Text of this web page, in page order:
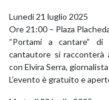
Lunedi 21 luglio 2025
Ore 21:00 – Plaza
“Portami a cantare”
cantautore si racconterà
con Elvira Serra,
L’evento è gratuito e